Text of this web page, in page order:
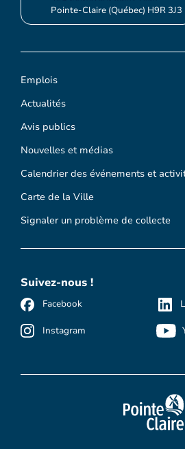
Emplois
Actualités
Avis publics
Nouvelles et médias
Calendrier des événements et
Carte de la Ville
Signaler un problème de collecte
Pointe-Claire (Québec) H9R 3J3
Suivez-nous !
Facebook
Instagram